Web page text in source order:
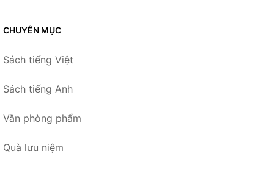
CHUYÊN MỤC
Sách tiếng Việt
Sách tiếng Anh
Văn phòng phẩm
Quà lưu niệm